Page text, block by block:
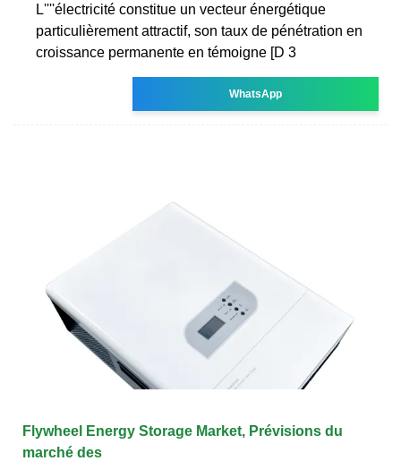
L''''électricité constitue un vecteur énergétique
particulièrement attractif, son taux de pénétration en
croissance permanente en témoigne [D 3
WhatsApp
Flywheel Energy Storage Market, Prévisions du
marché des